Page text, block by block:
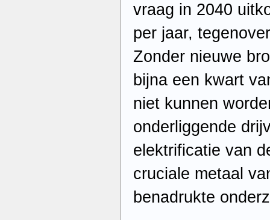
vraag in 2040
per jaar,
Zonder nieuwe
bijna een kwart
niet kunnen
onderliggende
elektrificatie van
cruciale metaal
benadrukte